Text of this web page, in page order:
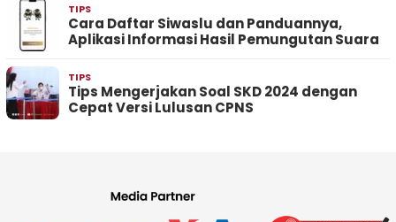
TIPS
Cara Daftar Siwaslu dan Panduannya,
Aplikasi Informasi Hasil Pemungutan Suara
TIPS
Tips Mengerjakan Soal SKD 2024 dengan
Cepat Versi Lulusan CPNS